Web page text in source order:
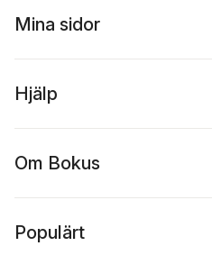
Mina sidor
Hjälp
Om Bokus
Populärt